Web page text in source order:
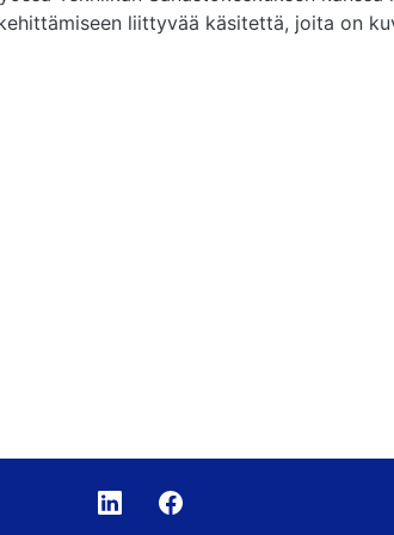
liittyvää käsitettä, joita on